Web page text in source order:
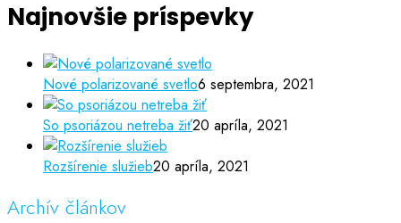
Najnovšie príspevky
Nové polarizované svetlo6 septembra, 2021
So psoriázou netreba žiť20 apríla, 2021
Rozšírenie služieb20 apríla, 2021
Archív článkov